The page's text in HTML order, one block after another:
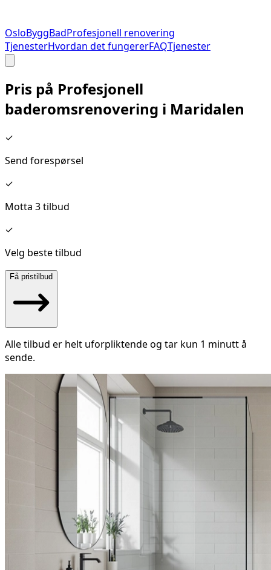
OsloByggBadProfesjonell renovering
TjenesterHvordan det fungererFAQTjenester
Pris på Profesjonell
baderomsrenovering i Maridalen
✓
Send forespørsel
✓
Motta 3 tilbud
✓
Velg beste tilbud
Få pristilbud
Alle tilbud er helt uforpliktende og tar kun 1 minutt å
sende.